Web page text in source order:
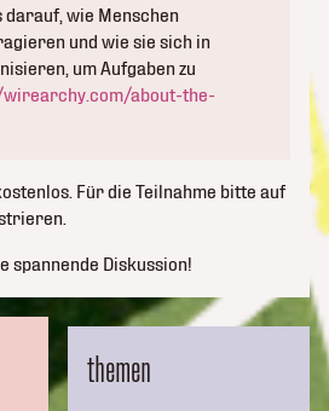
darauf, wie Menschen
und wie sie sich in
um Aufgaben zu
about-the-
Für die Teilnahme bitte auf
spannende Diskussion!
themen